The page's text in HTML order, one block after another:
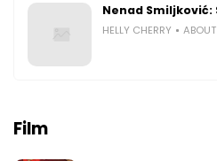
Nenad Smiljković:
HELLY CHERRY
Film